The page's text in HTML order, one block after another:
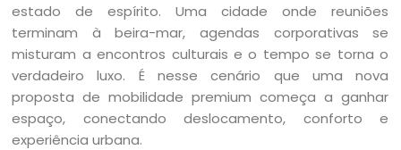
estado de espírito. Uma cidade onde reuniões
terminam à beira-mar, agendas corporativas se
misturam a encontros culturais e o tempo se torna o
verdadeiro luxo. É nesse cenário que uma nova
proposta de mobilidade premium começa a ganhar
espaço, conectando deslocamento, conforto e
experiência urbana.